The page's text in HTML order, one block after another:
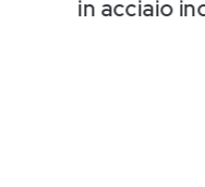
in acciaio